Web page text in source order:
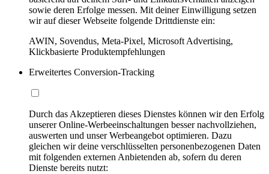
sowie deren Erfolge messen. Mit deiner Einwilligung setzen
wir auf dieser Webseite folgende Drittdienste ein:
AWIN, Sovendus, Meta-Pixel, Microsoft Advertising,
Klickbasierte Produktempfehlungen
Erweitertes Conversion-Tracking
Durch das Akzeptieren dieses Dienstes können wir den Erfolg
unserer Online-Werbeeinschaltungen besser nachvollziehen,
auswerten und unser Werbeangebot optimieren. Dazu
gleichen wir deine verschlüsselten personenbezogenen Daten
mit folgenden externen Anbietenden ab, sofern du deren
Dienste bereits nutzt: